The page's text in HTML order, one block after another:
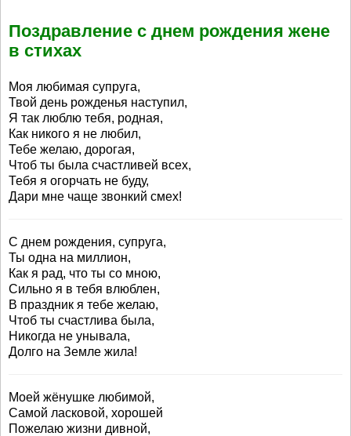
Поздравление с днем рождения жене
в стихах
Моя любимая супруга,
Твой день рожденья наступил,
Я так люблю тебя, родная,
Как никого я не любил,
Тебе желаю, дорогая,
Чтоб ты была счастливей всех,
Тебя я огорчать не буду,
Дари мне чаще звонкий смех!
С днем рождения, супруга,
Ты одна на миллион,
Как я рад, что ты со мною,
Сильно я в тебя влюблен,
В праздник я тебе желаю,
Чтоб ты счастлива была,
Никогда не унывала,
Долго на Земле жила!
Моей жёнушке любимой,
Самой ласковой, хорошей
Пожелаю жизни дивной,